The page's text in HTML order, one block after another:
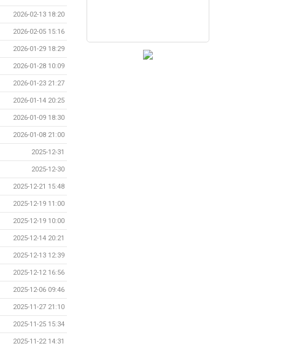
2026-02-13 18:20
2026-02-05 15:16
2026-01-29 18:29
2026-01-28 10:09
2026-01-23 21:27
2026-01-14 20:25
2026-01-09 18:30
2026-01-08 21:00
2025-12-31
2025-12-30
2025-12-21 15:48
2025-12-19 11:00
2025-12-19 10:00
2025-12-14 20:21
2025-12-13 12:39
2025-12-12 16:56
2025-12-06 09:46
2025-11-27 21:10
2025-11-25 15:34
2025-11-22 14:31